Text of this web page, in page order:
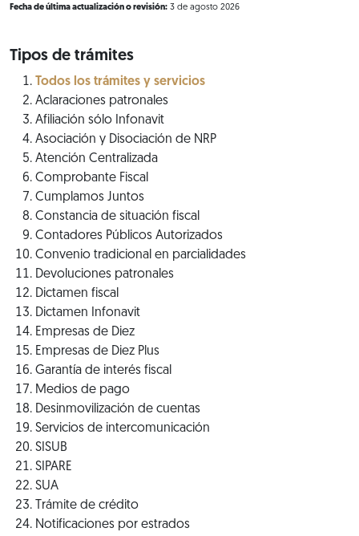
Fecha de última actualización o revisión: 3 de agosto 2026
Tipos de trámites
Todos los trámites y servicios
Aclaraciones patronales
Afiliación sólo Infonavit
Asociación y Disociación de NRP
Atención Centralizada
Comprobante Fiscal
Cumplamos Juntos
Constancia de situación fiscal
Contadores Públicos Autorizados
Convenio tradicional en parcialidades
Devoluciones patronales
Dictamen fiscal
Dictamen Infonavit
Empresas de Diez
Empresas de Diez Plus
Garantía de interés fiscal
Medios de pago
Desinmovilización de cuentas
Servicios de intercomunicación
SISUB
SIPARE
SUA
Trámite de crédito
Notificaciones por estrados